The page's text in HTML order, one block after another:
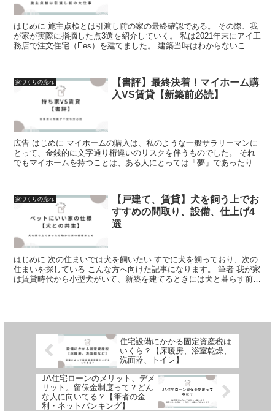
はじめに 施主点検とは引渡し前の家の最終確認である。 その際、我
が家が実際に指摘した点3選を紹介していく。 私は2021年末にアイ工
務店で注文住宅（Ees）を建てました。 建築当時はわからないこと
家づくりの流れ
【書評】最終決着！マイホーム購
入VS賃貸【新築前必読】
広告 はじめに マイホームの購入は、私のような一般サラリーマンに
とって、金銭的に文字通り桁違いのリスクを伴うものでした。 それ
でもマイホームを持つことは、ある人にとっては「夢」であったり、
家づくりの流れ
【戸建て、賃貸】犬を飼う上でお
すすめの間取り、設備、仕上げ4
選
はじめに 次の住まいでは犬を飼いたい すでに犬を飼っており、次の
住まいを探している こんな方へ向けた記事になります。 筆者 我が家
は賃貸時代から小型犬がいて、新築を建てるときには犬と暮らす前提
住宅設備にかかる固定資産税は
いくら？【床暖房、浴室乾燥、
洗面器、トイレ】
JA住宅ローンのメリット、デメ
リット。留保金制度って？どん
な人に向いてる？【筆者の金
利・ネットバンキング】